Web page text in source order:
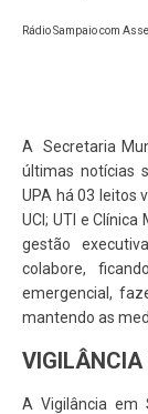
Rádio Sampaio com
A Secretaria
últimas notícias
UPA há 03 leitos
UCI; UTI e
gestão
colabore,
emergencial,
mantendo as
VIGILÂNCIA
A Vigilância em